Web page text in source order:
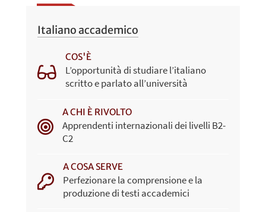
Italiano accademico
COS'È
L’opportunità di studiare l’italiano
scritto e parlato all’università
A CHI È RIVOLTO
Apprendenti internazionali dei livelli B2-
C2
A COSA SERVE
Perfezionare la comprensione e la
produzione di testi accademici